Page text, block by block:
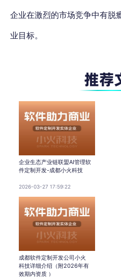
企业在激烈的市场竞争中有脱
业目标。
企业生态产业链联盟AI管理软
件定制开发-成都小火科技
2026-03-27 17:59:22
成都软件定制开发公司小火
科技详细介绍（附2026年有
效期内资质 ）